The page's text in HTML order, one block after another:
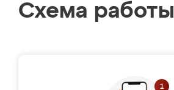
Схема работы